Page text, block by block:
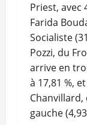
Priest, avec
Farida
Socialiste
Pozzi, du
arrive en
à 17,81 %,
gauche